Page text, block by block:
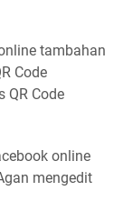
tambahan
Code
QR Code
online
mengedit